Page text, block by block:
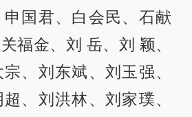
国君、白会民、石献
福金、刘 岳、刘 颖、
、刘东斌、刘玉强、
、刘洪林、刘家璞、